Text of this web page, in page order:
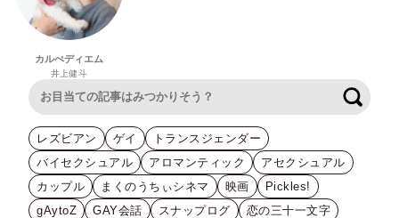
カルぺディエム
井上健斗
レズビアン ゲイ
トランスジェンダー
バイセクシュアル
アロマンティック
アセクシュアル
カップル
まくのうちぃシネマ 映画
Pickles!
gAytoZ
GAY会話 スナップログ
恋の三十一文字